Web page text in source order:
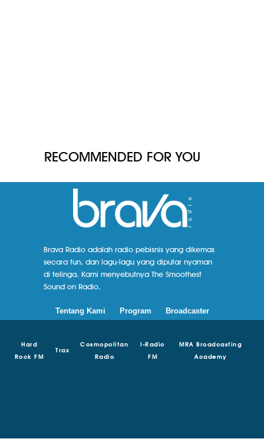
RECOMMENDED FOR YOU
Brava Radio adalah radio pebisnis yang dikemas
secara fun, dan lagu-lagu yang diputar nyaman
di telinga. Kami menyebutnya The Smoothest
Sound on Radio.
Tentang Kami Program Broadcaster
Hard
Rock FM
Trax
Cosmopolitan
Radio
I-Radio
FM
MRA Broadcasting
Academy